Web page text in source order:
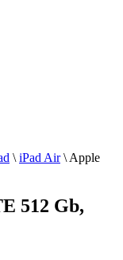
\ iPad Air\ Apple
512 Gb,